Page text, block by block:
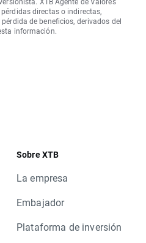
directas o indirectas,
de beneficios, derivados del
información.
Sobre XTB
La empresa
Embajador
Plataforma de inversión